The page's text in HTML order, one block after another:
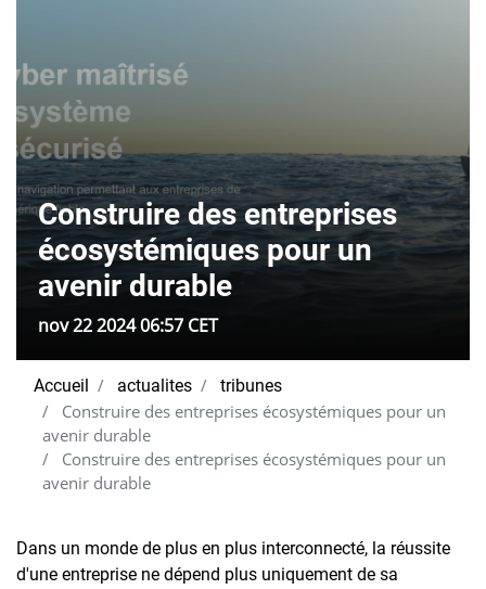
Construire des entreprises
écosystémiques pour un
avenir durable
nov 22 2024 06:57 CET
Accueil actualites tribunes
Construire des entreprises écosystémiques pour un
avenir durable
Construire des entreprises écosystémiques pour un
avenir durable
Dans un monde de plus en plus interconnecté, la réussite
d'une entreprise ne dépend plus uniquement de sa